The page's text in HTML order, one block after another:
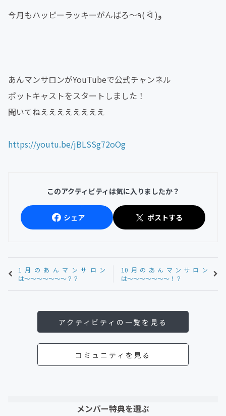
今月もハッピーラッキーがんばろ〜٩( ᐛ )و
あんマンサロンがYouTubeで公式チャンネル
ポットキャストをスタートしました！
聞いてねええええええええ
https://youtu.be/jBLSSg72oOg
このアクティビティは気に入りましたか？
シェア ポストする
1月のあんマンサロン
は〜〜〜〜〜〜〜？？
10月のあんマンサロン
は〜〜〜〜〜〜〜！？
アクティビティの一覧を見る
コミュニティを見る
メンバー特典を選ぶ